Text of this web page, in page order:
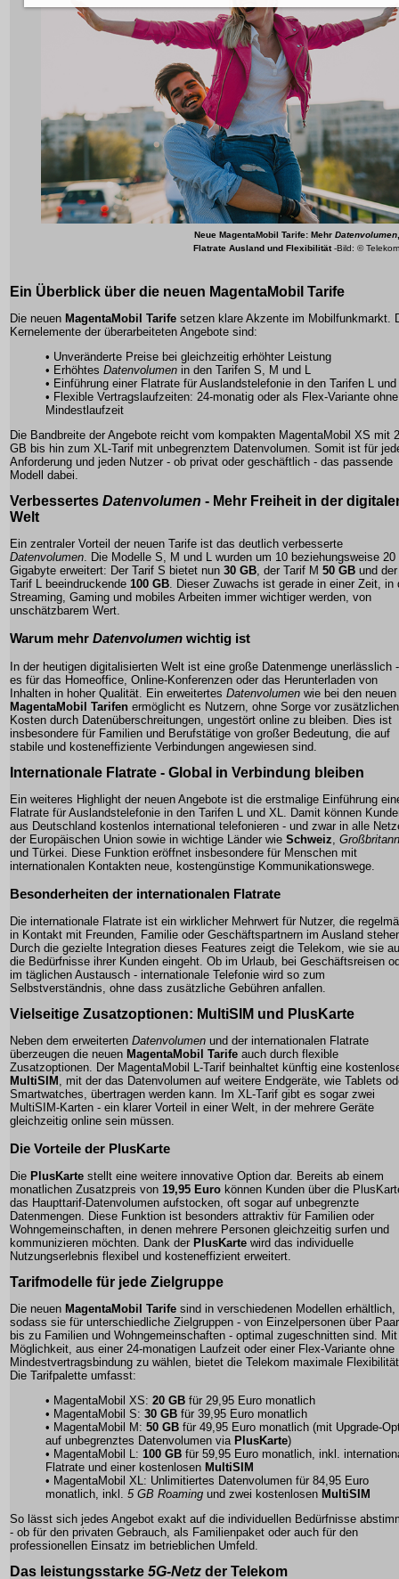
Neue MagentaMobil Tarife: Mehr Datenvolumen
Flatrate Ausland und Flexibilität-Bild: © Telekom
Ein Überblick über die neuen MagentaMobil Tarife
Die neuen MagentaMobil Tarife setzen klare Akzente im Mobilfunkmarkt.
Kernelemente der überarbeiteten Angebote sind:
• Unveränderte Preise bei gleichzeitig erhöhter Leistung
• Erhöhtes Datenvolumen in den Tarifen S, M und L
• Einführung einer Flatrate für Auslandstelefonie in den Tarifen L
• Flexible Vertragslaufzeiten: 24-monatig oder als Flex-Variante ohne
Mindestlaufzeit
Die Bandbreite der Angebote reicht vom kompakten MagentaMobil XS mit
GB bis hin zum XL-Tarif mit unbegrenztem Datenvolumen. Somit ist für
Anforderung und jeden Nutzer - ob privat oder geschäftlich - das passende
Modell dabei.
Verbessertes Datenvolumen - Mehr Freiheit in der
Welt
Ein zentraler Vorteil der neuen Tarife ist das deutlich verbesserte
Datenvolumen. Die Modelle S, M und L wurden um 10 beziehungsweise 20
Gigabyte erweitert: Der Tarif S bietet nun 30 GB, der Tarif M 50 GB und der
Tarif L beeindruckende 100 GB. Dieser Zuwachs ist gerade in einer Zeit, in
Streaming, Gaming und mobiles Arbeiten immer wichtiger werden, von
unschätzbarem Wert.
Warum mehr Datenvolumen wichtig ist
In der heutigen digitalisierten Welt ist eine große Datenmenge unerlässlich
es für das Homeoffice, Online-Konferenzen oder das Herunterladen von
Inhalten in hoher Qualität. Ein erweitertes Datenvolumen wie bei den neuen
MagentaMobil Tarifen ermöglicht es Nutzern, ohne Sorge vor zusätzlichen
Kosten durch Datenüberschreitungen, ungestört online zu bleiben. Dies ist
insbesondere für Familien und Berufstätige von großer Bedeutung, die auf
stabile und kosteneffiziente Verbindungen angewiesen sind.
Internationale Flatrate - Global in Verbindung bleiben
Ein weiteres Highlight der neuen Angebote ist die erstmalige Einführung
Flatrate für Auslandstelefonie in den Tarifen L und XL. Damit können
aus Deutschland kostenlos international telefonieren - und zwar in alle
der Europäischen Union sowie in wichtige Länder wie Schweiz
und Türkei . Diese Funktion eröffnet insbesondere für Menschen mit
internationalen Kontakten neue, kostengünstige Kommunikationswege.
Besonderheiten der internationalen Flatrate
Die internationale Flatrate ist ein wirklicher Mehrwert für Nutzer, die
in Kontakt mit Freunden, Familie oder Geschäftspartnern im Ausland
Durch die gezielte Integration dieses Features zeigt die Telekom, wie sie
die Bedürfnisse ihrer Kunden eingeht. Ob im Urlaub, bei Geschäftsreisen
im täglichen Austausch - internationale Telefonie wird so zum
Selbstverständnis, ohne dass zusätzliche Gebühren anfallen.
Vielseitige Zusatzoptionen: MultiSIM und PlusKarte
Neben dem erweiterten Datenvolumen und der internationalen Flatrate
überzeugen die neuen MagentaMobil Tarife auch durch flexible
Zusatzoptionen. Der MagentaMobil L-Tarif beinhaltet künftig eine
MultiSIM , mit der das Datenvolumen auf weitere Endgeräte, wie Tablets
Smartwatches, übertragen werden kann. Im XL-Tarif gibt es sogar zwei
MultiSIM-Karten - ein klarer Vorteil in einer Welt, in der mehrere Geräte
gleichzeitig online sein müssen.
Die Vorteile der PlusKarte
Die PlusKarte stellt eine weitere innovative Option dar. Bereits ab einem
monatlichen Zusatzpreis von 19,95 Euro können Kunden über die
das Haupttarif-Datenvolumen aufstocken, oft sogar auf unbegrenzte
Datenmengen. Diese Funktion ist besonders attraktiv für Familien oder
Wohngemeinschaften, in denen mehrere Personen gleichzeitig surfen und
kommunizieren möchten. Dank der PlusKarte wird das individuelle
Nutzungserlebnis flexibel und kosteneffizient erweitert.
Tarifmodelle für jede Zielgruppe
Die neuen MagentaMobil Tarife sind in verschiedenen Modellen erhältlich,
sodass sie für unterschiedliche Zielgruppen - von Einzelpersonen über
bis zu Familien und Wohngemeinschaften - optimal zugeschnitten sind.
Möglichkeit, aus einer 24-monatigen Laufzeit oder einer Flex-Variante ohne
Mindestvertragsbindung zu wählen, bietet die Telekom maximale
Die Tarifpalette umfasst:
• MagentaMobil XS: 20 GB für 29,95 Euro monatlich
• MagentaMobil S: 30 GB für 39,95 Euro monatlich
• MagentaMobil M: 50 GB für 49,95 Euro monatlich (mit Upgrade-
auf unbegrenztes Datenvolumen via PlusKarte)
• MagentaMobil L: 100 GB für 59,95 Euro monatlich, inkl.
Flatrate und einer kostenlosen MultiSIM
• MagentaMobil XL: Unlimitiertes Datenvolumen für 84,95 Euro
monatlich, inkl. 5 GB Roaming und zwei kostenlosen MultiSIM
So lässt sich jedes Angebot exakt auf die individuellen Bedürfnisse
- ob für den privaten Gebrauch, als Familienpaket oder auch für den
professionellen Einsatz im betrieblichen Umfeld.
Das leistungsstarke 5G-Netz der Telekom